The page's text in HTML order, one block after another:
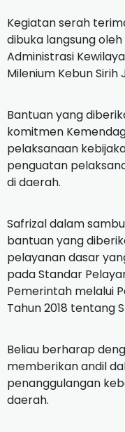
Kegiatan serah
dibuka langsung
Administrasi
Milenium Kebun
Bantuan yang
komitmen
pelaksanaan
penguatan
di daerah.
Safrizal dalam
bantuan yang
pelayanan dasar
pada Standar
Pemerintah melalui
Tahun 2018 tentang
Beliau berharap
memberikan andil
penanggulangan
daerah.